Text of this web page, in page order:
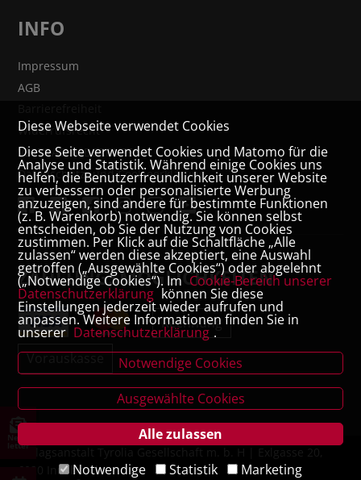
letter
INFO
Impressum
AGB
Widerrufsrecht
VERTRAG WIDERRUFEN
Datenschutz- und Cookieerklärung
ZAHLUNGSMÖGLICHKEITEN
Rechnung
Vorauskasse
6020 Innsbruck
Diese Webseite verwendet Cookies
Diese Seite verwendet Cookies und Matomo für die
Analyse und Statistik. Während einige Cookies uns
helfen, die Benutzerfreundlichkeit unserer Website
zu verbessern oder personalisierte Werbung
anzuzeigen, sind andere für bestimmte Funktionen
(z. B. Warenkorb) notwendig. Sie können selbst
entscheiden, ob Sie der Nutzung von Cookies
zustimmen. Per Klick auf die Schaltfläche „Alle
zulassen“ werden diese akzeptiert, eine Auswahl
getroffen („Ausgewählte Cookies“) oder abgelehnt
(„Notwendige Cookies“). Im Cookie-Bereich unserer
Datenschutzerklärung können Sie diese
Einstellungen jederzeit wieder aufrufen und
anpassen. Weitere Informationen finden Sie in
unserer Datenschutzerklärung .
Notwendige Cookies
Ausgewählte Cookies
Alle zulassen
Notwendige
Statistik Marketing